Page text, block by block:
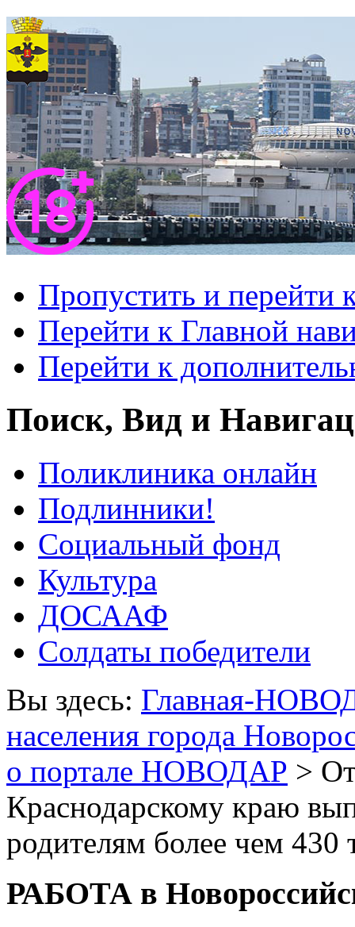
Пропустить и перейти
Перейти к Главной
Перейти к
Поиск, Вид и
Поликлиника онлайн
Подлинники!
Социальный фонд
Культура
ДОСААФ
Солдаты победители
Вы здесь: Главная-
населения города
о портале НОВОДАР >
Краснодарскому краю
родителям более чем
РАБОТА в